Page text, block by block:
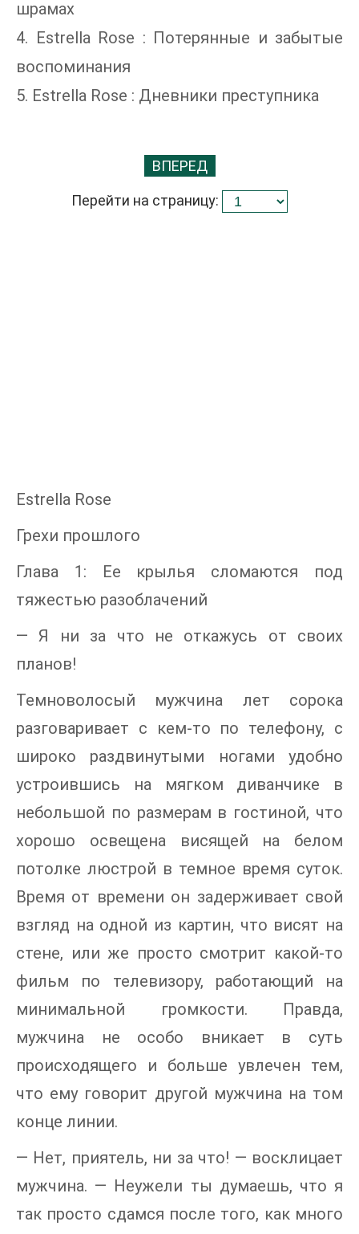
шрамах
4. Estrella Rose : Потерянные и забытые
воспоминания
5. Estrella Rose : Дневники преступника
ВПЕРЕД
Перейти на страницу:
Estrella Rose
Грехи прошлого
Глава 1: Ее крылья сломаются под
тяжестью разоблачений
— Я ни за что не откажусь от своих
планов!
Темноволосый мужчина лет сорока
разговаривает с кем-то по телефону, с
широко раздвинутыми ногами удобно
устроившись на мягком диванчике в
небольшой по размерам в гостиной, что
хорошо освещена висящей на белом
потолке люстрой в темное время суток.
Время от времени он задерживает свой
взгляд на одной из картин, что висят на
стене, или же просто смотрит какой-то
фильм по телевизору, работающий на
минимальной громкости. Правда,
мужчина не особо вникает в суть
происходящего и больше увлечен тем,
что ему говорит другой мужчина на том
конце линии.
— Нет, приятель, ни за что! — восклицает
мужчина. — Неужели ты думаешь, что я
так просто сдамся после того, как много